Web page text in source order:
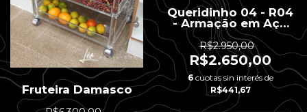
Fruteira Damasco
Queridinho 04 - R04
- Armação em Aço
Escovado - 10
gavetas - 40 x 40 x
83 H
R$2.950,00
R$2.650,00
6cuotas sin interés de
R$441,67